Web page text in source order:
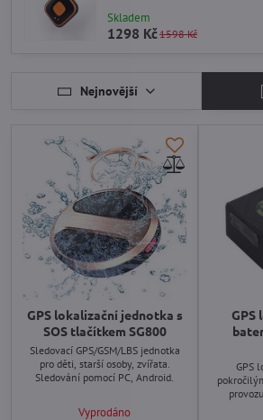
Skladem
1298 Kč1598 Kč
Nejnovější
GPS lokalizační jednotka s
SOS tlačítkem SG800
Sledovací GPS/GSM/LBS jednotka
pro děti, starší osoby, zvířata.
Sledování pomocí PC, Android.
Vyprodáno
GPS
GPS